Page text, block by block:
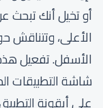
أو تخيل أنك
الأعلى، وتتناقش
الأسفل. تفعيل
شاشة التطبيقات
على أيقونة